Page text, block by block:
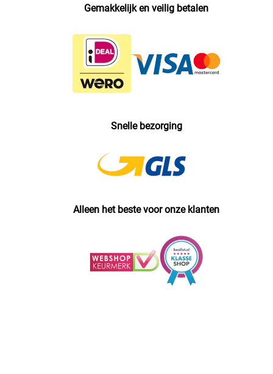
Gemakkelijk en veilig betalen
Snelle bezorging
Alleen het beste voor onze klanten